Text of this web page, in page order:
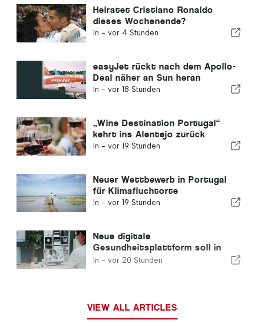
Heiratet Cristiano Ronaldo
dieses Wochenende?
In - vor 4 Stunden
easyJet rückt nach dem Apollo-
Deal näher an Sun heran
In - vor 18 Stunden
„Wine Destination Portugal“
kehrt ins Alentejo zurück
In - vor 19 Stunden
Neuer Wettbewerb in Portugal
für Klimafluchtorte
In - vor 19 Stunden
Neue digitale
Gesundheitsplattform soll in
Portugal eingeführt werden
In - vor 20 Stunden
VIEW ALL ARTICLES